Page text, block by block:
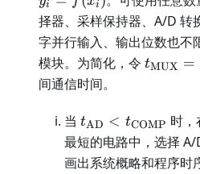
i i
择器、采样保持器、A/D 转
字并行输入、输出位数也不
模块。为简化，令 tMUX =
间通信时间。
当 tAD < tCOMP 时，
最短的电路中，选择 A/
画出系统概略和程序时